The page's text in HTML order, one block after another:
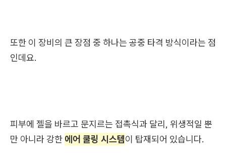
또한 이 장비의 큰 장점 중 하나는 공중 타격 방식이라는 점
인데요.
피부에 젤을 바르고 문지르는 접촉식과 달리, 위생적일 뿐
만 아니라 강한 에어 쿨링 시스템이 탑재되어 있습니다.